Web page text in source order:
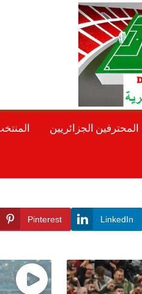
المحترفين الجزائريين
LinkedIn
Pinterest